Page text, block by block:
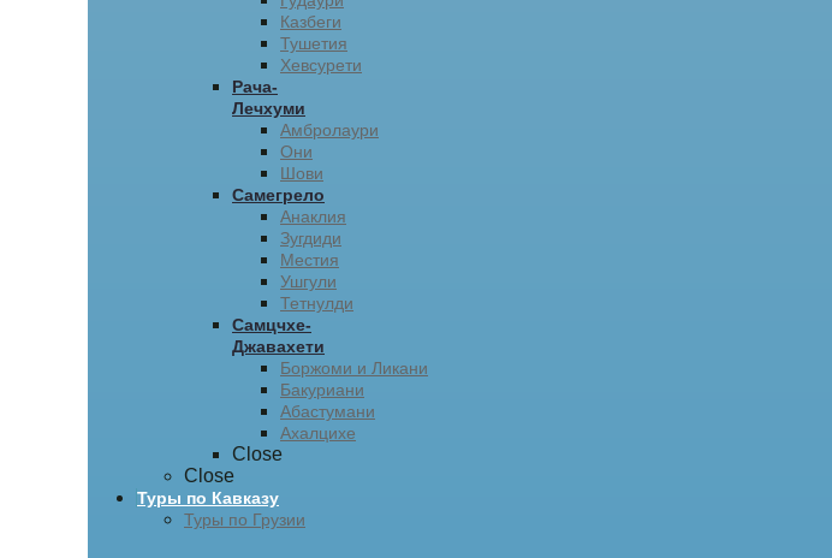
Казбеги
Тушетия
Хевсурети
Рача-
Лечхуми
Амбролаури
Они
Шови
Самегрело
Анаклия
Зугдиди
Местия
Ушгули
Тетнулди
Самцчхе-
Джавахети
Боржоми и Ликани
Бакуриани
Абастумани
Ахалцихе
Close
Close
Туры по Кавказу
Туры по Грузии